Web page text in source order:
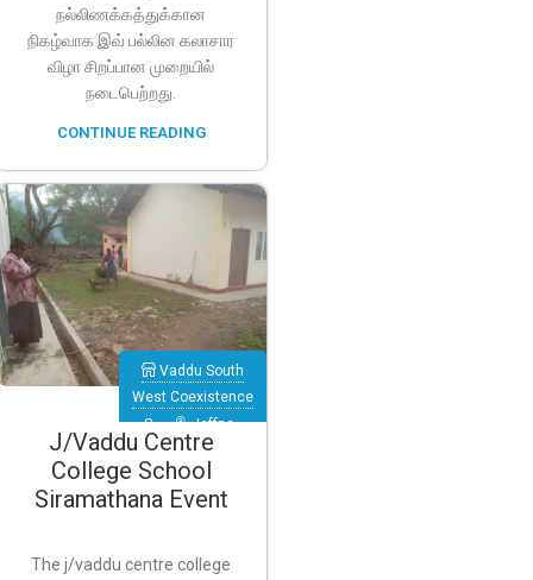
நல்லிணக்கத்துக்கான
நிகழ்வாக இவ் பல்லின கலாசார
விழா சிறப்பான முறையில்
நடைபெற்றது.
CONTINUE READING
J/Vaddu Centre
College School
Siramathana Event
Vaddu South
West Coexistence
S… , Jaffna ,
Valikamam West
(Chankanai)
The j/vaddu centre college